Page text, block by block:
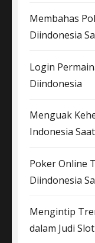
Membahas
Diindonesia
Login
Diindonesia
Menguak
Indonesia
Poker Online
Diindonesia
Mengintip
dalam Judi Slot